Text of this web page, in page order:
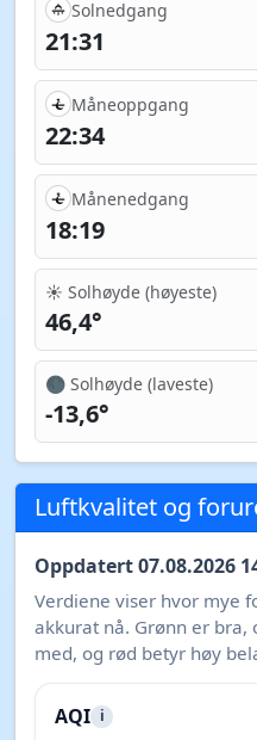
Solnedgang
21:31
Måneoppgang
22:34
Månenedgang
18:19
☀️ Solhøyde (høyeste)
46,4°
🌑 Solhøyde (laveste)
-13,6°
Luftkvalitet og
Oppdatert 07.08.2026
Verdiene viser hvor mye
akkurat nå. Grønn er bra,
med, og rød betyr høy
AQI i